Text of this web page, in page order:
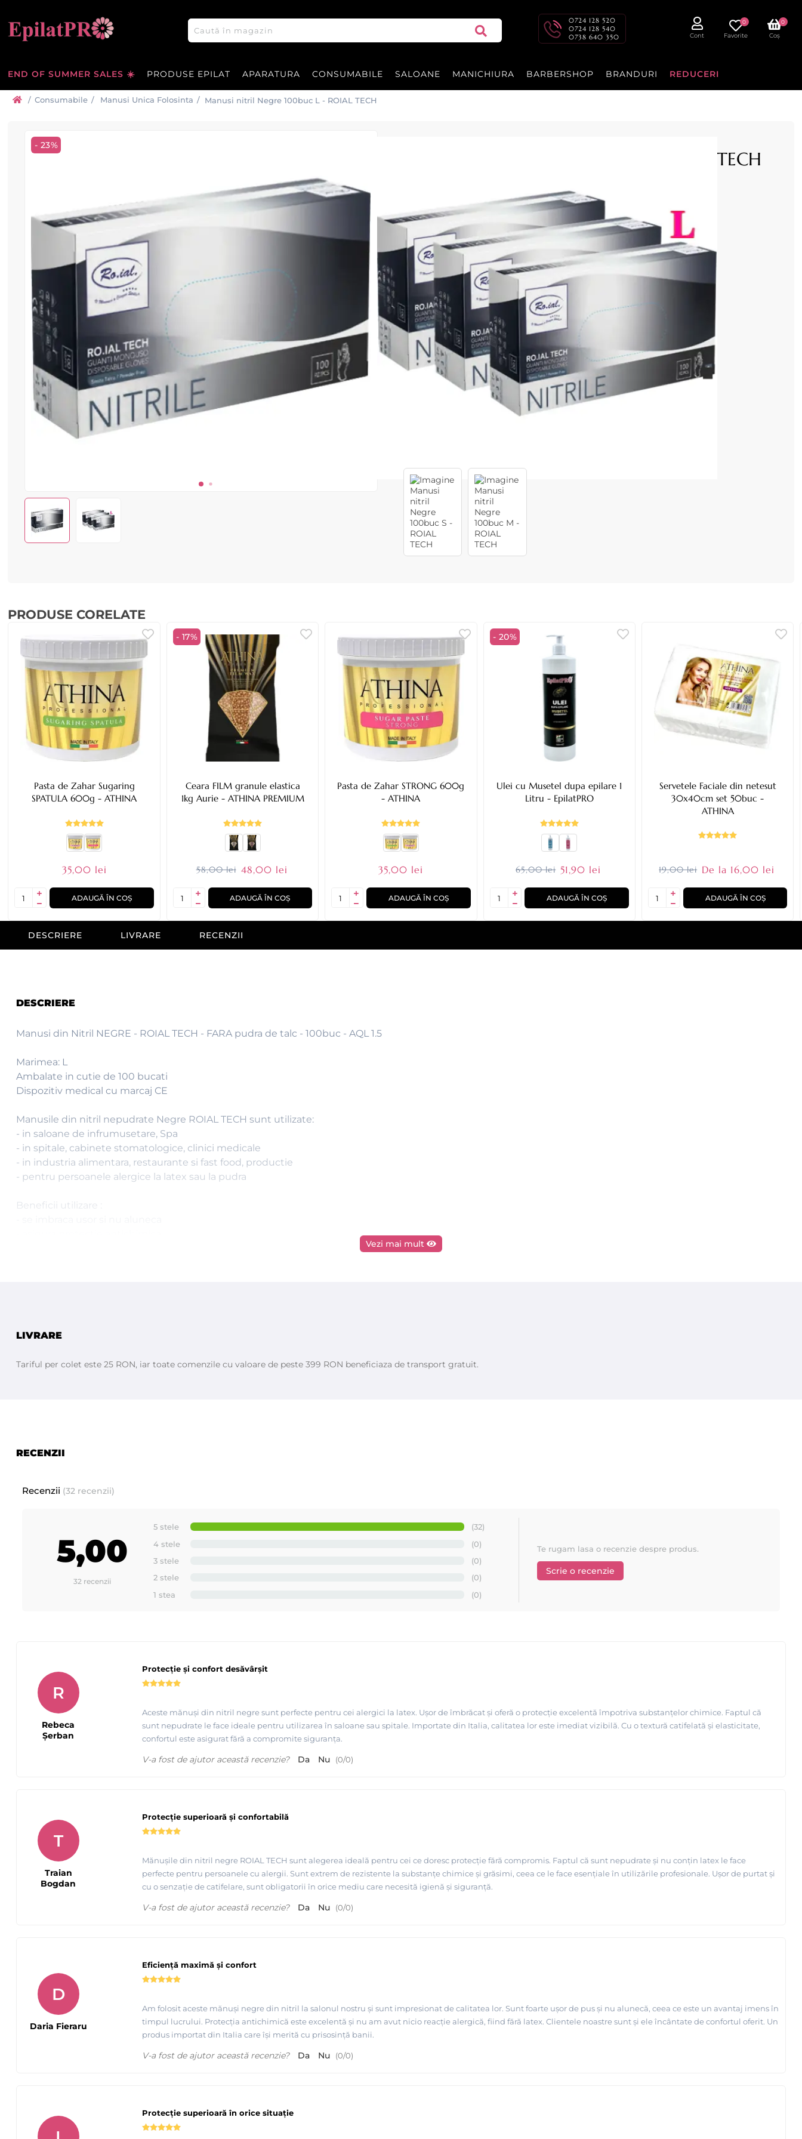
0724 128 520
0724 128 540
0738 640 350
Cont Favorite
0
Coș
0
END OF SUMMER SALES ☀️ PRODUSE EPILAT APARATURA CONSUMABILE SALOANE MANICHIURA BARBERSHOP BRANDURI REDUCERI
/ Consumabile / Manusi Unica Folosinta / Manusi nitril Negre 100buc L - ROIAL TECH
- 23%
Manusi nitril Negre 100buc L - ROIAL TECH
Manusi Nitril Negre fara pudra de talc set 100bucati L
32 recenzii| Adăugați recenzia dvs.
Cod produs: ERO225l
Stoc epuizat
Anunță-mă când e disponibil
39,00 lei Preț: 29,90 lei
Acest produs vă aduce2💰 puncte în valoare de de 0,20 lei💸
PRODUSE CORELATE
Pasta de Zahar Sugaring
SPATULA 600g - ATHINA
35,00 lei
ADAUGĂ ÎN COȘ
- 17%
Ceara FILM granule elastica
1kg Aurie - ATHINA PREMIUM
58,00 lei 48,00 lei
ADAUGĂ ÎN COȘ
Pasta de Zahar STRONG 600g
- ATHINA
35,00 lei
ADAUGĂ ÎN COȘ
- 20%
Ulei cu Musetel dupa epilare 1
Litru - EpilatPRO
65,00 lei 51,90 lei
ADAUGĂ ÎN COȘ
Servetele Faciale din netesut
30x40cm set 50buc -
ATHINA
19,00 lei De la 16,00 lei
ADAUGĂ ÎN COȘ
DESCRIERE LIVRARE RECENZII
DESCRIERE
Manusi din Nitril NEGRE - ROIAL TECH - FARA pudra de talc - 100buc - AQL 1.5
Marimea: L
Ambalate in cutie de 100 bucati
Dispozitiv medical cu marcaj CE
Manusile din nitril nepudrate Negre ROIAL TECH sunt utilizate:
- in saloane de infrumusetare, Spa
- in spitale, cabinete stomatologice, clinici medicale
- in industria alimentara, restaurante si fast food, productie
- pentru persoanele alergice la latex sau la pudra
Beneficii utilizare :
Importate din Italia de la ROIAL
Vezi mai mult
LIVRARE
Tariful per colet este 25 RON, iar toate comenzile cu valoare de peste 399 RON beneficiaza de transport gratuit.
RECENZII
Recenzii (32 recenzii)
5,00
32 recenzii
5 stele
(32)
4 stele
(0)
3 stele
(0)
2 stele
(0)
1 stea
(0)
Te rugam lasa o recenzie despre produs.
Scrie o recenzie
Protecție și confort desăvârșit
Aceste mănuși din nitril negre sunt perfecte pentru cei alergici la latex. Ușor de îmbrăcat și oferă o protecție excelentă împotriva substanțelor chimice. Faptul că
sunt nepudrate le face ideale pentru utilizarea în saloane sau spitale. Importate din Italia, calitatea lor este imediat vizibilă. Cu o textură catifelată și elasticitate,
confortul este asigurat fără a compromite siguranța.
R
Rebeca
Şerban
V-a fost de ajutor această recenzie? Da Nu (0/0)
Protecție superioară și confortabilă
Mănușile din nitril negre ROIAL TECH sunt alegerea ideală pentru cei ce doresc protecție fără compromis. Faptul că sunt nepudrate și nu conțin latex le face
perfecte pentru persoanele cu alergii. Sunt extrem de rezistente la substanțe chimice și grăsimi, ceea ce le face esențiale în utilizările profesionale. Ușor de purtat și
cu o senzație de catifelare, sunt obligatorii în orice mediu care necesită igienă și siguranță.
T
Traian
Bogdan
V-a fost de ajutor această recenzie? Da Nu (0/0)
Eficiență maximă și confort
Am folosit aceste mănuși negre din nitril la salonul nostru și sunt impresionat de calitatea lor. Sunt foarte ușor de pus și nu alunecă, ceea ce este un avantaj imens în
timpul lucrului. Protecția antichimică este excelentă și nu am avut nicio reacție alergică, fiind fără latex. Clientele noastre sunt și ele încântate de confortul oferit. Un
produs importat din Italia care își merită cu prisosință banii.
D
Daria Fieraru
V-a fost de ajutor această recenzie? Da Nu (0/0)
Protecție superioară în orice situație